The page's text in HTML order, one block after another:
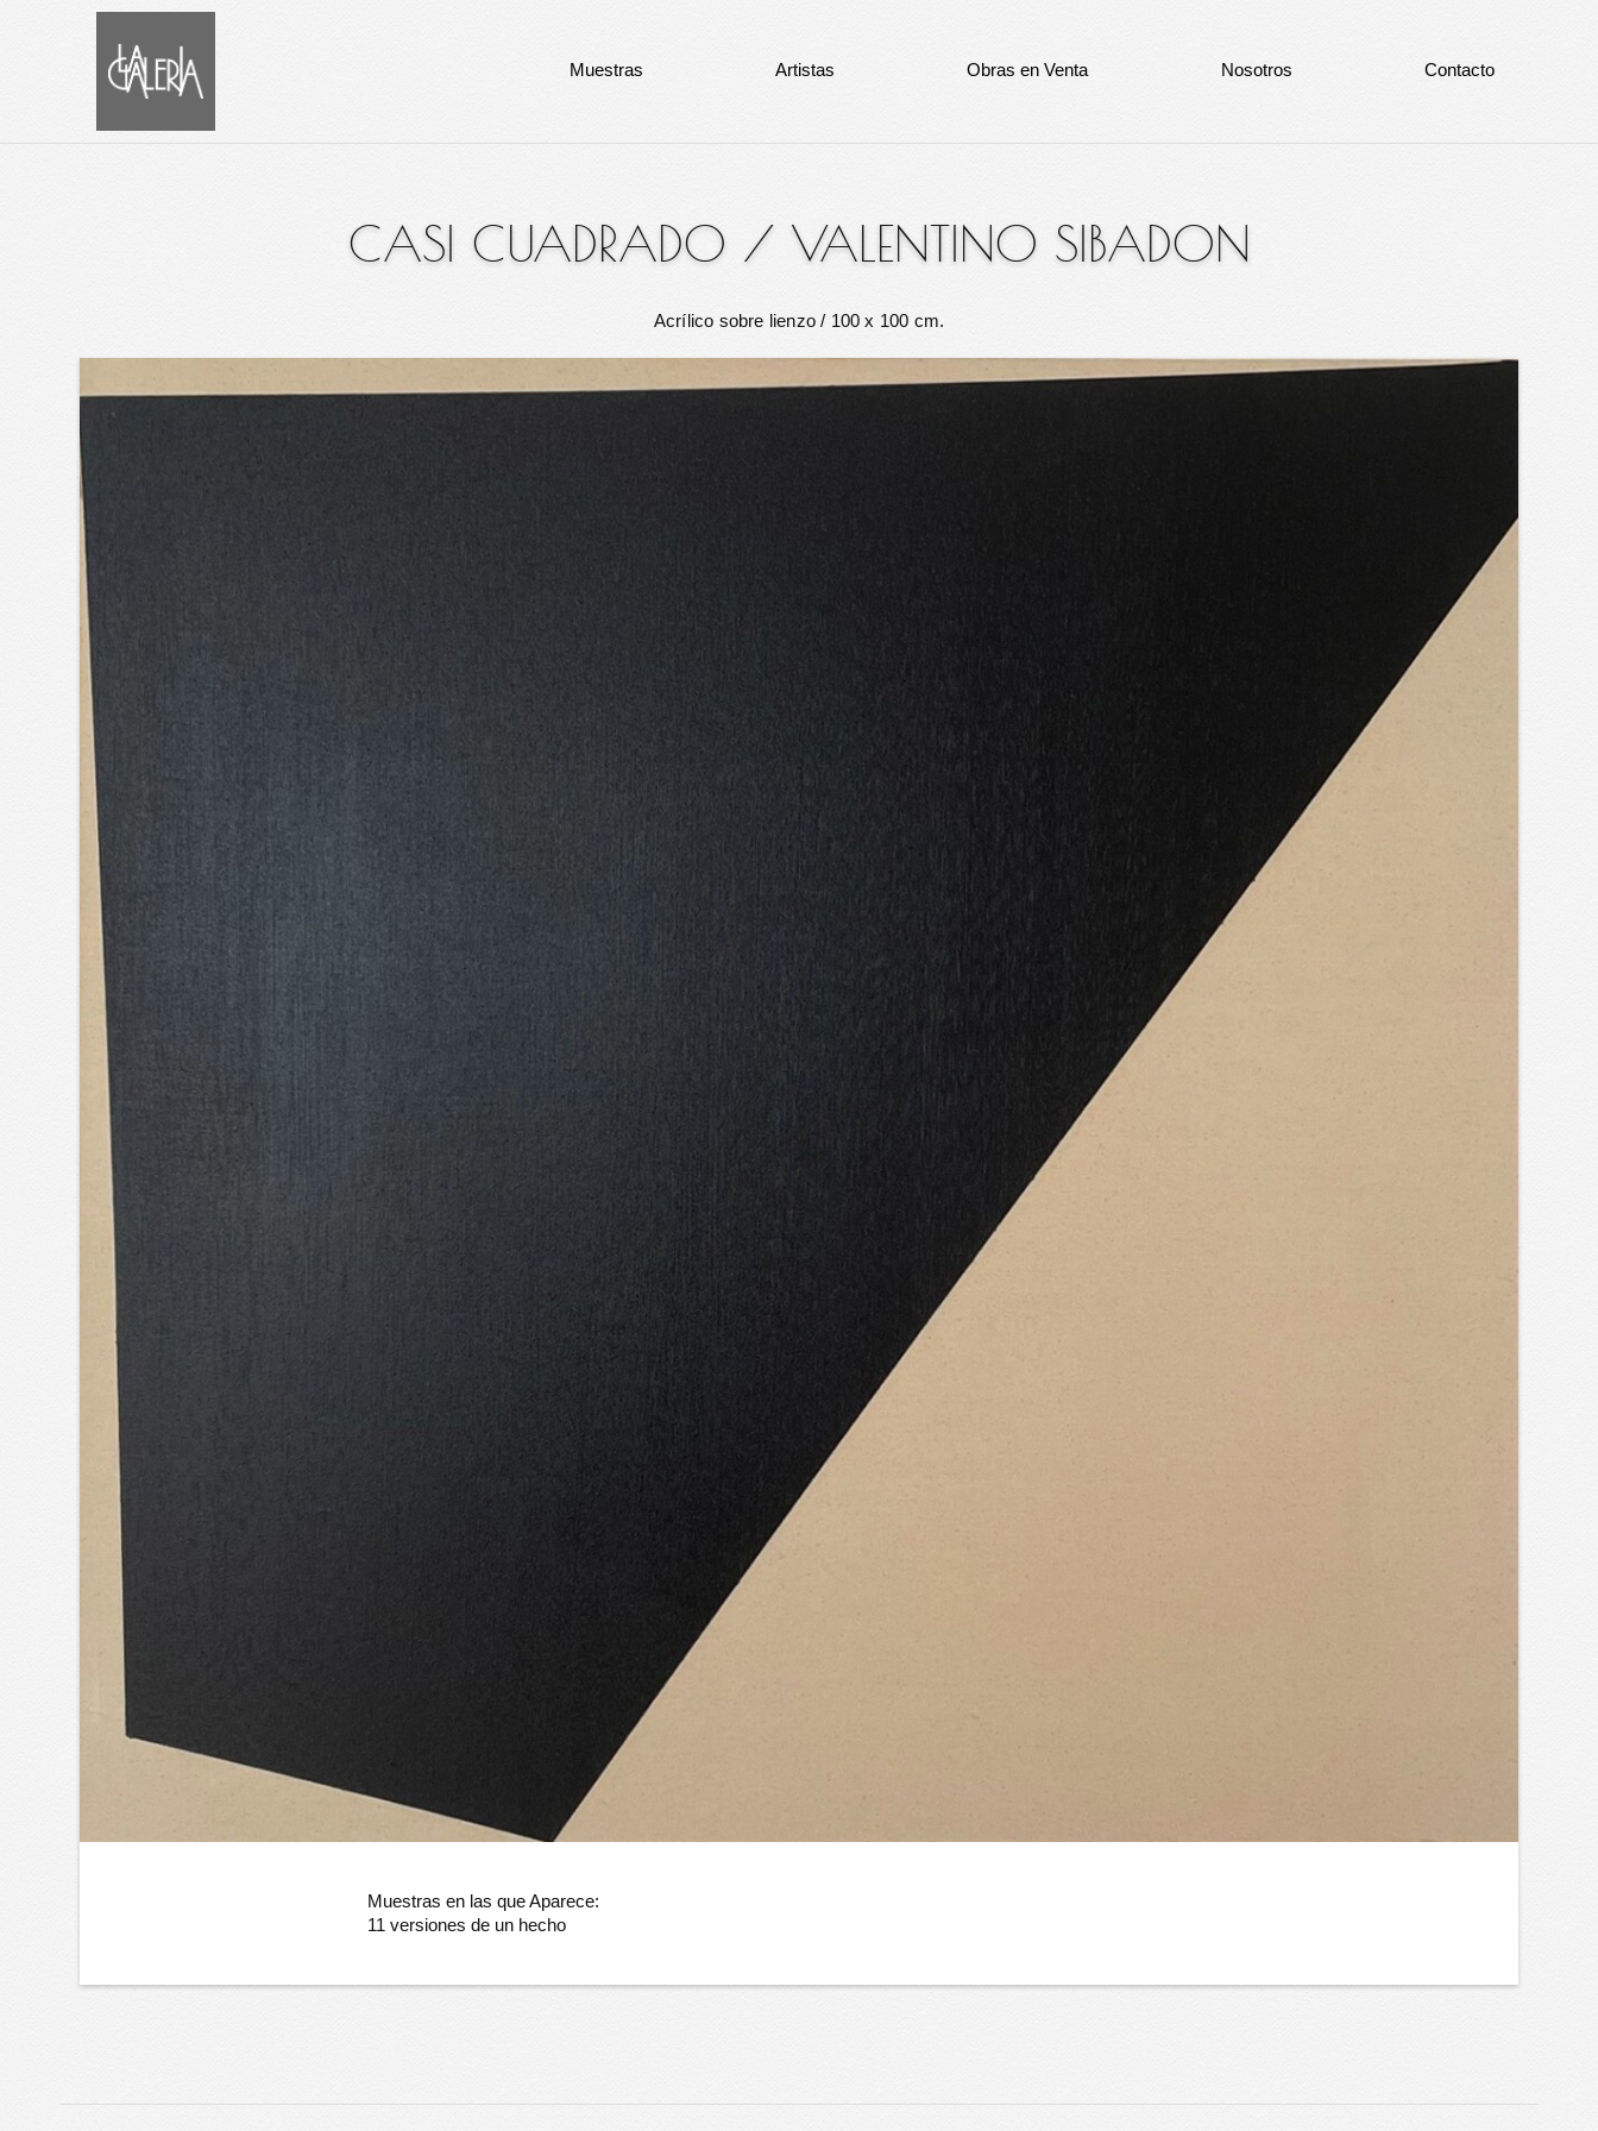
Muestras Artistas Obras en Venta Nosotros Contacto
CASI CUADRADO / VALENTINO SIBADON
Acrílico sobre lienzo / 100 x 100 cm.
Muestras en las que Aparece:
11 versiones de un hecho